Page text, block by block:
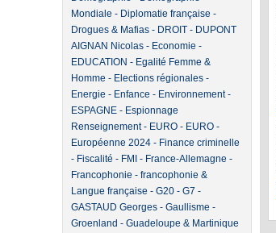
Mondiale - Diplomatie française -
Drogues & Mafias- DROIT- DUPONT
AIGNAN Nicolas- Economie -
EDUCATION - Egalité Femme &
Homme - Elections régionales-
Energie - Enfance - Environnement-
ESPAGNE- Espionnage
Renseignement- EURO- EURO-
Européenne 2024- Finance criminelle
- Fiscalité - FMI - France-Allemagne -
Francophonie - francophonie &
Langue française - G20- G7 -
GASTAUD Georges- Gaullisme -
Groenland - Guadeloupe & Martinique